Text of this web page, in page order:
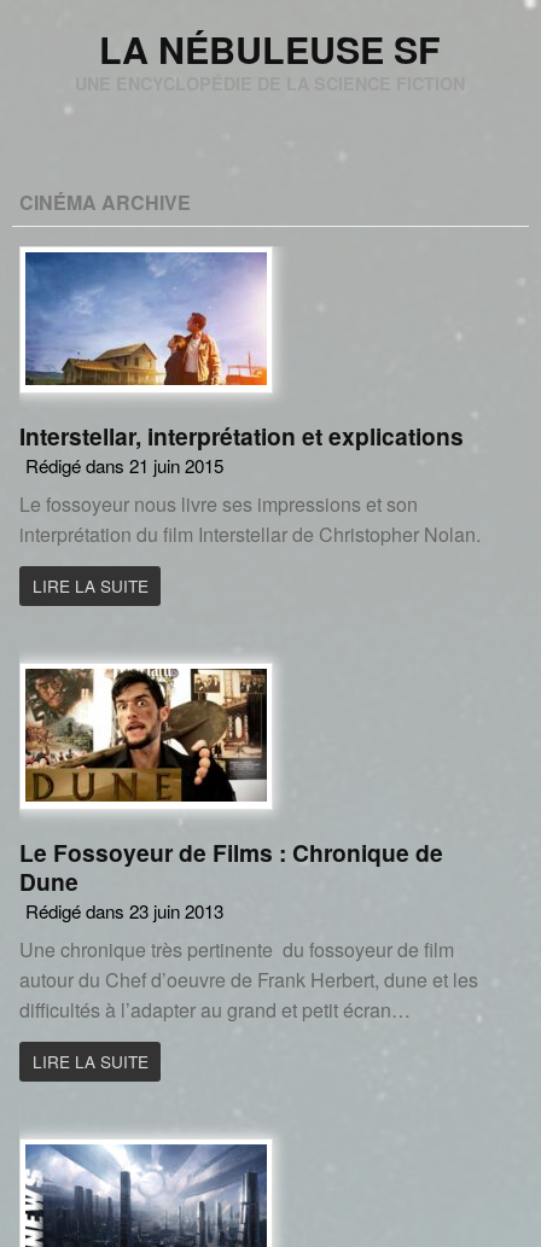
LA NÉBULEUSE SF
CINÉMA ARCHIVE
Interstellar, interprétation et explications
Rédigé dans 21 juin 2015
Le fossoyeur nous livre ses impressions et son
interprétation du film Interstellar de Christopher Nolan.
LIRE LA SUITE
Le Fossoyeur de Films : Chronique de
Dune
Rédigé dans 23 juin 2013
Une chronique très pertinente du fossoyeur de film
autour du Chef d’oeuvre de Frank Herbert, dune et les
difficultés à l’adapter au grand et petit écran…
LIRE LA SUITE